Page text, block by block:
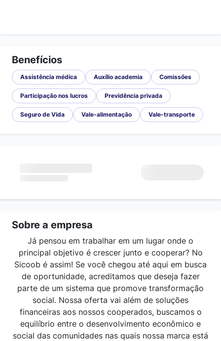
Benefícios
Assistência médica Auxílio academia Comissões
Participação nos lucros Previdência privada
Seguro de Vida Vale-alimentação Vale-transporte
Sobre a empresa
Já pensou em trabalhar em um lugar onde o
principal objetivo é crescer junto e cooperar? No
Sicoob é assim! Se você chegou até aqui em busca
de oportunidade, acreditamos que deseja fazer
parte de um sistema que promove transformação
social. Nossa oferta vai além de soluções
financeiras aos nossos cooperados, buscamos o
equilíbrio entre o desenvolvimento econômico e
social das comunidades nas quais nossa marca está